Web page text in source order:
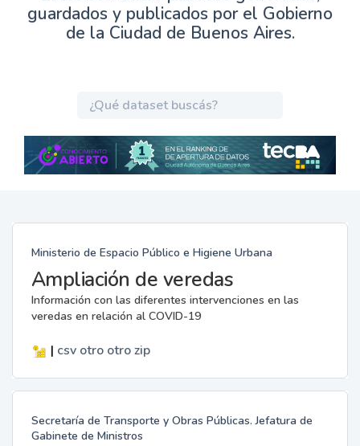
guardados y publicados por el Gobierno
de la Ciudad de Buenos Aires.
Ministerio de Espacio Público e Higiene Urbana
Ampliación de veredas
Información con las diferentes intervenciones en las
veredas en relación al COVID-19
| csv otro otro zip
Secretaría de Transporte y Obras Públicas. Jefatura de
Gabinete de Ministros